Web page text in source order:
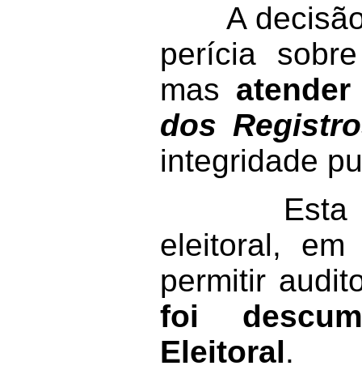
A decisão
perícia
mas
dos
integridade
Esta
eleitoral,
permitir
foi
Eleitoral.